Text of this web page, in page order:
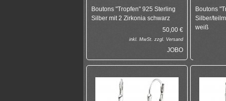
Boutons "Tropfen" 925 Sterling
Silber mit 2 Zirkonia schwarz
50,00 €
inkl. MwSt. zzgl. Versand
JOBO
Boutons
Silber/
weiß